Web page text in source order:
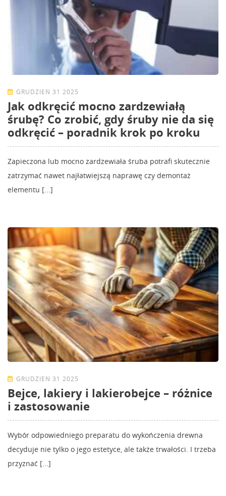
GRUDZIEŃ 31 2025
Jak odkręcić mocno zardzewiałą
śrubę? Co zrobić, gdy śruby nie da się
odkręcić – poradnik krok po kroku
Zapieczona lub mocno zardzewiała śruba potrafi skutecznie
zatrzymać nawet najłatwiejszą naprawę czy demontaż
elementu [...]
GRUDZIEŃ 31 2025
Bejce, lakiery i lakierobejce – różnice
i zastosowanie
Wybór odpowiedniego preparatu do wykończenia drewna
decyduje nie tylko o jego estetyce, ale także trwałości. I trzeba
przyznać [...]